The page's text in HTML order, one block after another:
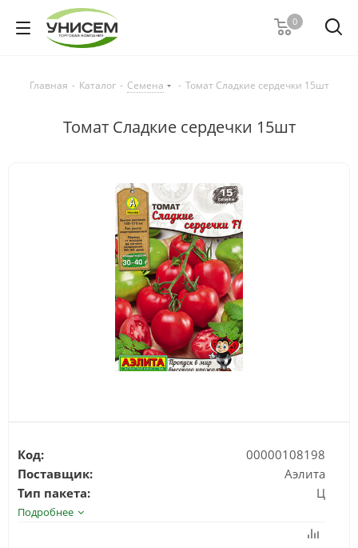
0
Главная - Каталог - Семена - Томат Сладкие сердечки 15шт
Томат Сладкие сердечки 15шт
Код:
00000108198
Поставщик:
Аэлита
Тип пакета:
Ц
Подробнее